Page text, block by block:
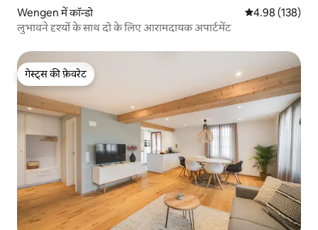
Wengen में कॉन्डो औसत रेटिंग 5 में से
4.98 (138)
लुभावने दृश्यों के साथ दो के लिए आरामदायक अपार्टमेंट
गेस्ट्स की फ़ेवरेट
गेस्ट्स की फ़ेवरेट